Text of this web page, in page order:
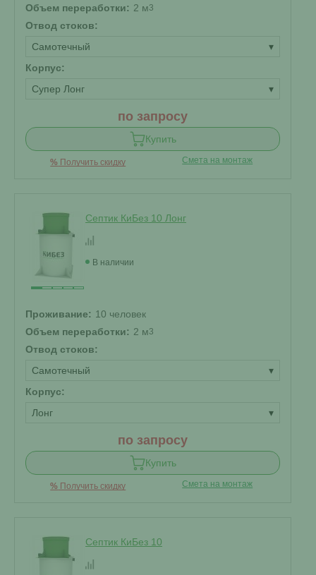
Объем переработки: 2 м3
Отвод стоков:
Самотечный
▾
Корпус:
Супер Лонг
▾
по запросу
Купить
% Получить скидку Смета на монтаж
Септик КиБез 10 Лонг
В наличии
Проживание: 10 человек
Объем переработки: 2 м3
Отвод стоков:
Самотечный
▾
Корпус:
Лонг
▾
по запросу
Купить
% Получить скидку Смета на монтаж
Септик КиБез 10